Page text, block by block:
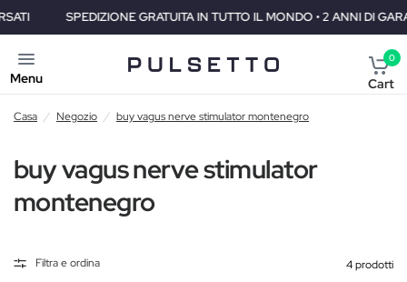
SPEDIZIONE GRATUITA IN TUTTO IL MONDO • 2 ANNI DI GARANZIA • 30
Menu
0
Cart
Casa / Negozio / buy vagus nerve stimulator montenegro
buy vagus nerve stimulator
montenegro
Filtra e ordina 4 prodotti